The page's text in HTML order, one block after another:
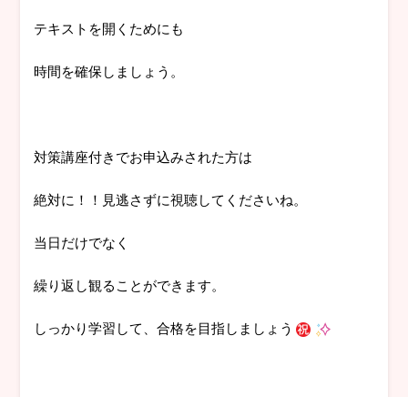
テキストを開くためにも
時間を確保しましょう。
対策講座付きでお申込みされた方は
絶対に！！見逃さずに視聴してくださいね。
当日だけでなく
繰り返し観ることができます。
しっかり学習して、合格を目指しましょう